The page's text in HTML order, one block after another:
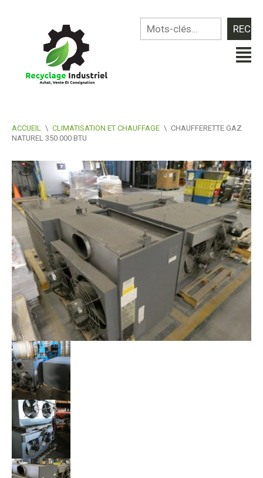
ACCUEIL \ CLIMATISATION ET CHAUFFAGE \ CHAUFFERETTE GAZ
NATUREL 350 000 BTU